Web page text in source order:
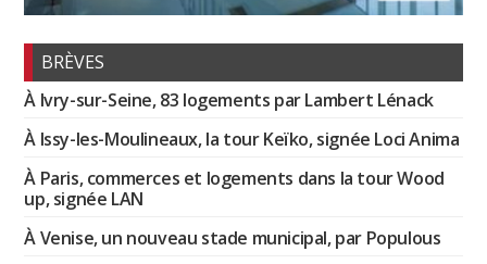
BRÈVES
À Ivry-sur-Seine, 83 logements par Lambert Lénack
À Issy-les-Moulineaux, la tour Keïko, signée Loci Anima
À Paris, commerces et logements dans la tour Wood
up, signée LAN
À Venise, un nouveau stade municipal, par Populous